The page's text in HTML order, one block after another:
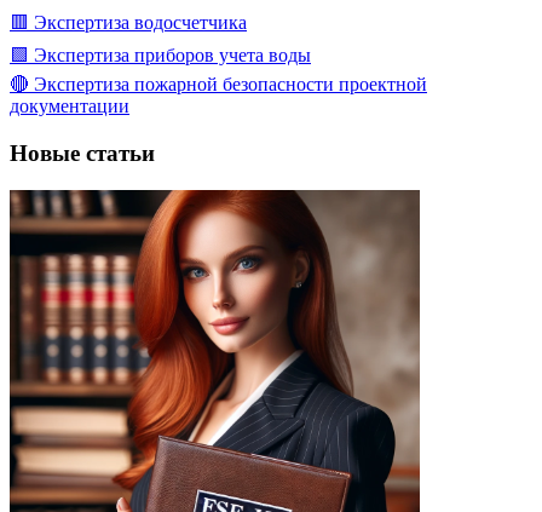
🟥 Экспертиза водосчетчика
🟩 Экспертиза приборов учета воды
🔴 Экспертиза пожарной безопасности проектной
документации
Новые статьи